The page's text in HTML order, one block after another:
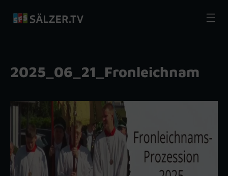
2025_06_21_Fronleichnam